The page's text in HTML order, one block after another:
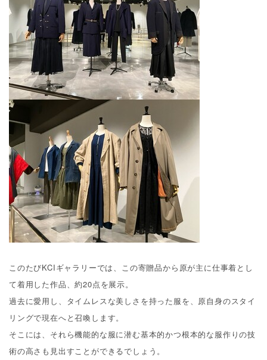
このたびKCIギャラリーでは、この寄贈品から原が主に仕事着とし
て着用した作品、約20点を展示。
過去に愛用し、タイムレスな美しさを持った服を、原自身のスタイ
リングで現在へと召喚します。
そこには、それら機能的な服に潜む基本的かつ根本的な服作りの技
術の高さも見出すことができるでしょう。